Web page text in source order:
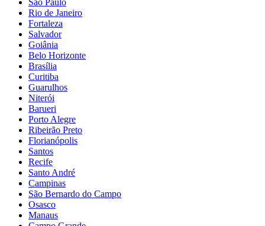
Rio de Janeiro
Fortaleza
Salvador
Goiânia
Belo Horizonte
Brasília
Curitiba
Guarulhos
Niterói
Barueri
Porto Alegre
Ribeirão Preto
Florianópolis
Santos
Recife
Santo André
Campinas
São Bernardo do Campo
Osasco
Manaus